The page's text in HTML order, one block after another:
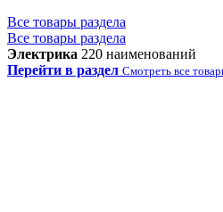
Все товары раздела
Все товары раздела
Электрика 220 наименований
Перейти в раздел Смотреть все